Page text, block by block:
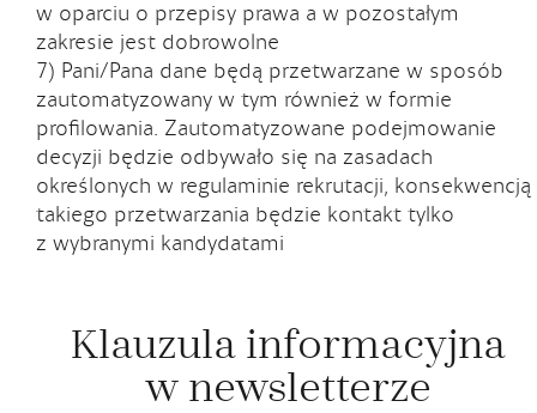
w oparciu o przepisy prawa a w pozostałym
zakresie jest dobrowolne
7) Pani/Pana dane będą przetwarzane w sposób
zautomatyzowany w tym również w formie
profilowania. Zautomatyzowane podejmowanie
decyzji będzie odbywało się na zasadach
określonych w regulaminie rekrutacji, konsekwencją
takiego przetwarzania będzie kontakt tylko
z wybranymi kandydatami
Klauzula informacyjna
w newsletterze